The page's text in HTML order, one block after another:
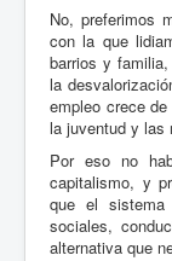
No, preferimos
con la que
barrios y
la
empleo crece
la juventud y las
Por eso no
capitalismo, y
que el sistema
sociales,
alternativa que